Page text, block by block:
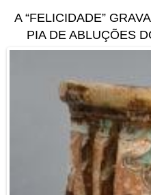
A “FELICIDADE”
PIA DE ABLUÇÕES